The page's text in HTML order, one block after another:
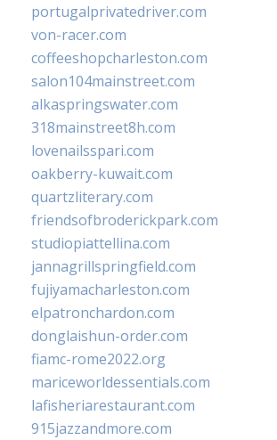
portugalprivatedriver.com
von-racer.com
coffeeshopcharleston.com
salon104mainstreet.com
alkaspringswater.com
318mainstreet8h.com
lovenailsspari.com
oakberry-kuwait.com
quartzliterary.com
friendsofbroderickpark.com
studiopiattellina.com
jannagrillspringfield.com
fujiyamacharleston.com
elpatronchardon.com
donglaishun-order.com
fiamc-rome2022.org
mariceworldessentials.com
lafisheriarestaurant.com
915jazzandmore.com